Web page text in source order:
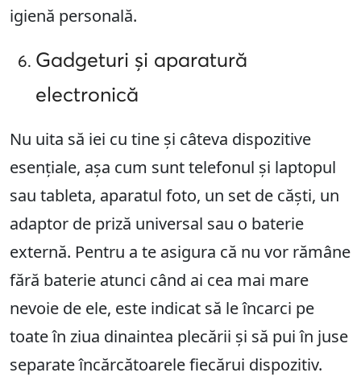
igienă personală.
Gadgeturi și aparatură
electronică
Nu uita să iei cu tine și câteva dispozitive
esențiale, așa cum sunt telefonul și laptopul
sau tableta, aparatul foto, un set de căști, un
adaptor de priză universal sau o baterie
externă. Pentru a te asigura că nu vor rămâne
fără baterie atunci când ai cea mai mare
nevoie de ele, este indicat să le încarci pe
toate în ziua dinaintea plecării și să pui în juse
separate încărcătoarele fiecărui dispozitiv.